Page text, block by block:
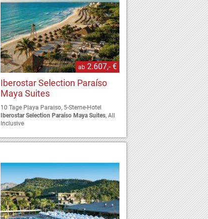
ab2.607,- €
Iberostar Selection Paraíso
Maya Suites
10 Tage Playa Paraiso, 5-Sterne-Hotel
Iberostar Selection Paraíso Maya Suites, All
Inclusive